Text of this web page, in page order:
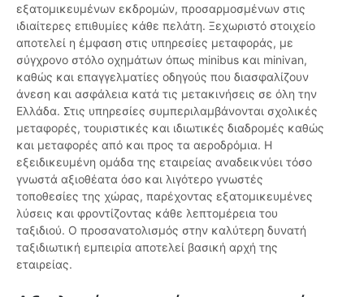
εξατομικευμένων εκδρομών, προσαρμοσμένων στις
ιδιαίτερες επιθυμίες κάθε πελάτη. Ξεχωριστό στοιχείο
αποτελεί η έμφαση στις υπηρεσίες μεταφοράς, με
σύγχρονο στόλο οχημάτων όπως minibus και minivan,
καθώς και επαγγελματίες οδηγούς που διασφαλίζουν
άνεση και ασφάλεια κατά τις μετακινήσεις σε όλη την
Ελλάδα. Στις υπηρεσίες συμπεριλαμβάνονται σχολικές
μεταφορές, τουριστικές και ιδιωτικές διαδρομές καθώς
και μεταφορές από και προς τα αεροδρόμια. Η
εξειδικευμένη ομάδα της εταιρείας αναδεικνύει τόσο
γνωστά αξιοθέατα όσο και λιγότερο γνωστές
τοποθεσίες της χώρας, παρέχοντας εξατομικευμένες
λύσεις και φροντίζοντας κάθε λεπτομέρεια του
ταξιδιού. Ο προσανατολισμός στην καλύτερη δυνατή
ταξιδιωτική εμπειρία αποτελεί βασική αρχή της
εταιρείας.